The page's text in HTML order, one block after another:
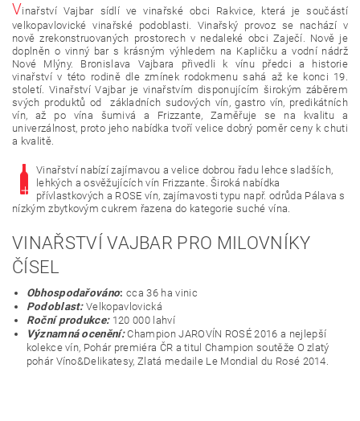
Vinařství Vajbar sídlí ve vinařské obci Rakvice, která je součástí
velkopavlovické vinařské podoblasti. Vinařský provoz se nachází v
nově zrekonstruovaných prostorech v nedaleké obci Zaječí. Nově je
doplněn o vinný bar s krásným výhledem na Kapličku a vodní nádrž
Nové Mlýny. Bronislava Vajbara přivedli k vínu předci a historie
vinařství v této rodině dle zmínek rodokmenu sahá až ke konci 19.
století. Vinařství Vajbar je vinařstvím disponujícím širokým záběrem
svých produktů od základních sudových vín, gastro vín, predikátních
vín, až po vína šumivá a Frizzante, Zaměřuje se na kvalitu a
univerzálnost, proto jeho nabídka tvoří velice dobrý poměr ceny k chuti
a kvalitě.
Vinařství nabízí zajímavou a velice dobrou řadu lehce sladších,
lehkých a osvěžujících vín Frizzante. Široká nabídka
přívlastkových a ROSE vín, zajímavosti typu např. odrůda Pálava s
nízkým zbytkovým cukrem řazena do kategorie suché vína.
VINAŘSTVÍ VAJBAR PRO MILOVNÍKY
ČÍSEL
Obhospodařováno: cca 36 ha vinic
Podoblast:Velkopavlovická
Roční produkce:120 000 lahví
Významná ocenění: Champion JAROVÍN ROSÉ 2016 a nejlepší
kolekce vín, Pohár premiéra ČR a titul Champion soutěže O zlatý
pohár Víno&Delikatesy, Zlatá medaile Le Mondial du Rosé 2014.